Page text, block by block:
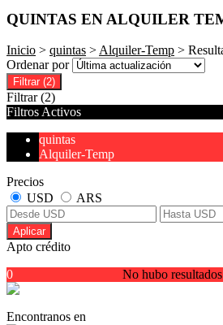
QUINTAS EN ALQUILER
Inicio > quintas >Alquiler-Temp >
Ordenar por
Filtrar (2)
Filtrar (2)
Filtros Activos
quintas
Alquiler-Temp
Precios
USD
ARS
Aplicar
Apto crédito
No hubo
0
Encontranos en